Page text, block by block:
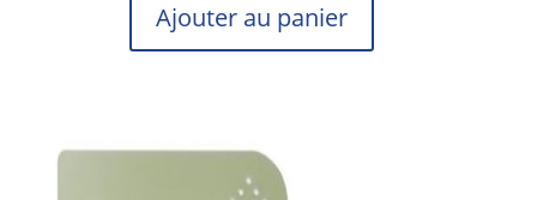
Ajouter au panier